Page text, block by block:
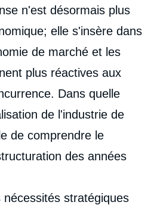
n'est désormais plus
elle s'insère dans
de marché et les
plus réactives aux
Dans quelle
de l'industrie de
de comprendre le
des années
nécessités stratégiques